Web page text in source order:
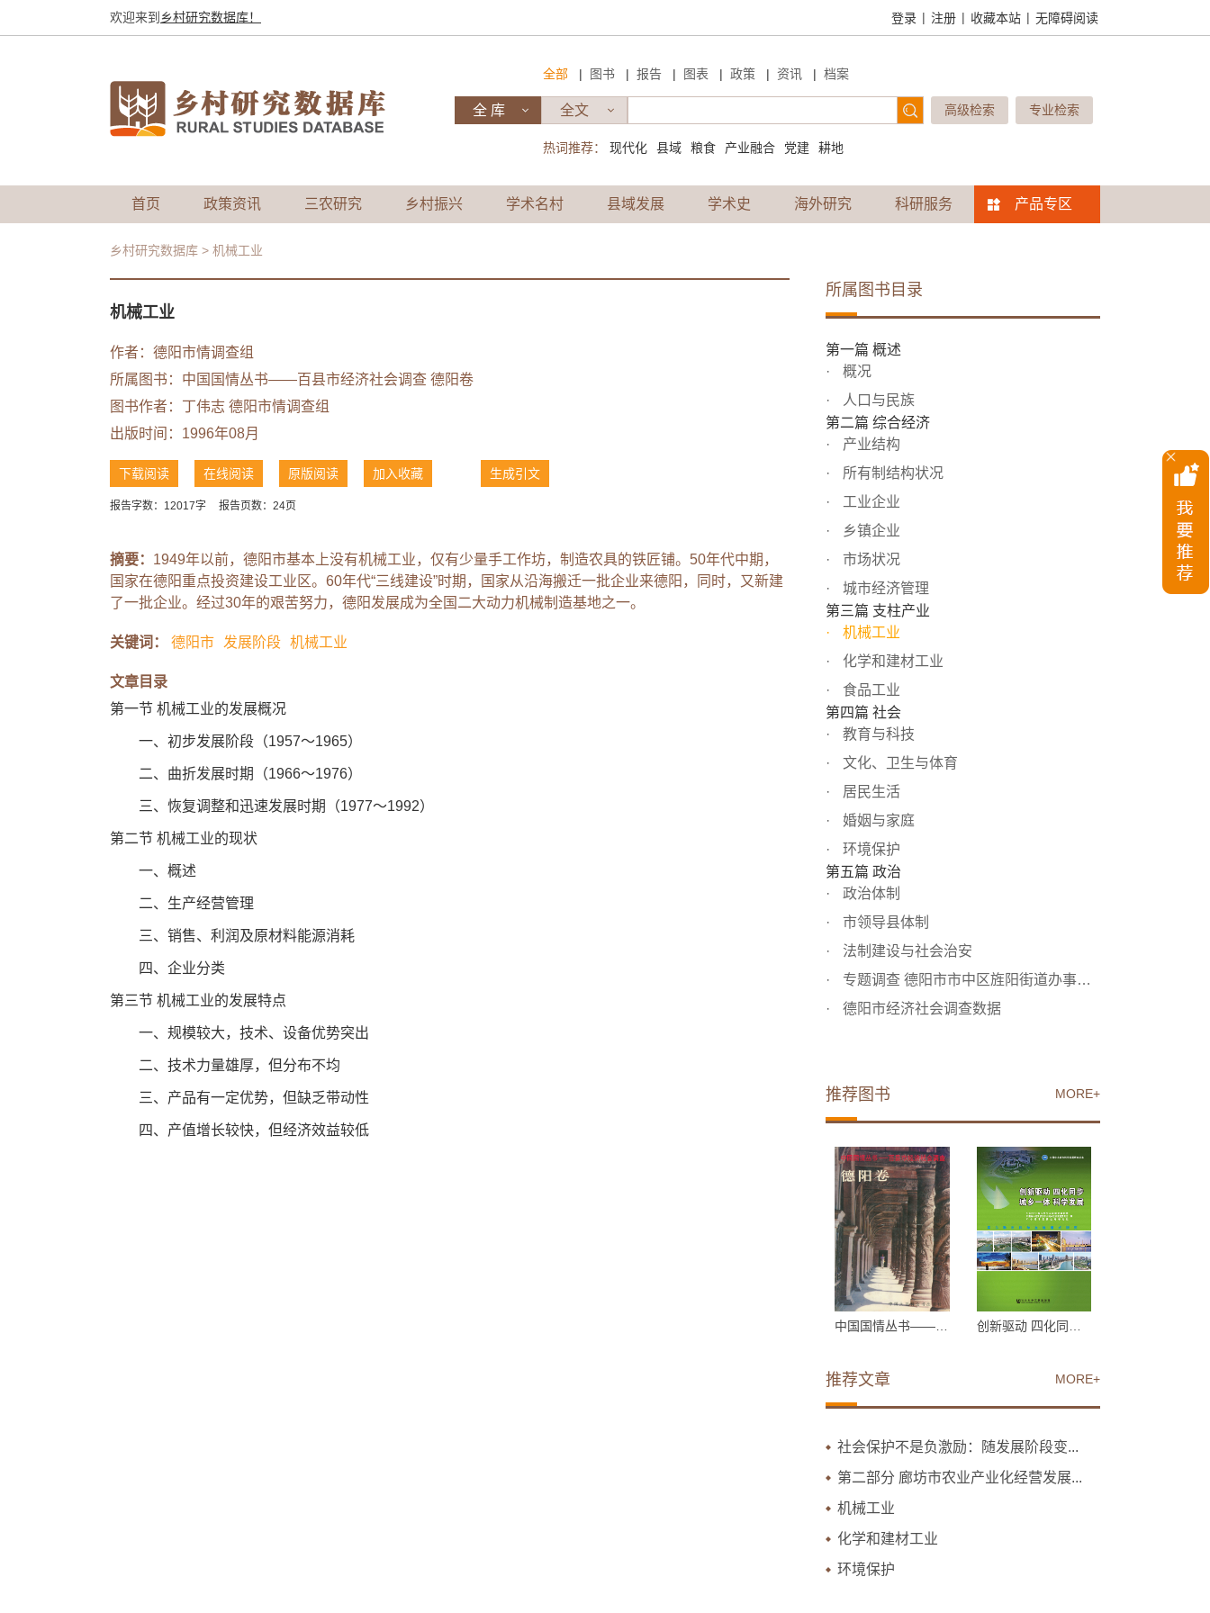
欢迎来到 乡村研究数据库！ 登录 | 注册 | 收藏本站 | 无障碍阅读
全部 | 图书 | 报告 | 图表 | 政策 | 资讯 | 档案
高级检索 专业检索
热词推荐： 现代化 县域 粮食 产业融合 党建 耕地
首页 政策资讯 三农研究 乡村振兴 学术名村 县域发展 学术史 海外研究 科研服务 产品专区
乡村研究数据库 > 机械工业
机械工业
作者：德阳市情调查组
所属图书： 中国国情丛书——百县市经济社会调查 德阳卷
图书作者：丁伟志 德阳市情调查组
出版时间：1996年08月
下载阅读 在线阅读 原版阅读 加入收藏 生成引文
报告字数：12017字 报告页数：24页
摘要： 1949年以前，德阳市基本上没有机械工业，仅有少量手工作坊，制造农具的铁匠铺。50年代中期，
国家在德阳重点投资建设工业区。60年代“三线建设”时期，国家从沿海搬迁一批企业来德阳，同时，又新建
了一批企业。经过30年的艰苦努力，德阳发展成为全国二大动力机械制造基地之一。
关键词： 德阳市 发展阶段 机械工业
文章目录
第一节 机械工业的发展概况
一、初步发展阶段（1957～1965）
二、曲折发展时期（1966～1976）
三、恢复调整和迅速发展时期（1977～1992）
第二节 机械工业的现状
一、概述
二、生产经营管理
三、销售、利润及原材料能源消耗
四、企业分类
第三节 机械工业的发展特点
一、规模较大，技术、设备优势突出
二、技术力量雄厚，但分布不均
三、产品有一定优势，但缺乏带动性
四、产值增长较快，但经济效益较低
所属图书目录
第一篇 概述
概况
人口与民族
第二篇 综合经济
产业结构
所有制结构状况
工业企业
乡镇企业
市场状况
城市经济管理
第三篇 支柱产业
机械工业
化学和建材工业
食品工业
第四篇 社会
教育与科技
文化、卫生与体育
居民生活
婚姻与家庭
环境保护
第五篇 政治
政治体制
市领导县体制
法制建设与社会治安
专题调查 德阳市市中区旌阳街道办事处第14居民委员会居民情...
德阳市经济社会调查数据
MORE+
推荐图书
MORE+
推荐文章
社会保护不是负激励：随发展阶段变...
第二部分 廊坊市农业产业化经营发展...
机械工业
化学和建材工业
环境保护